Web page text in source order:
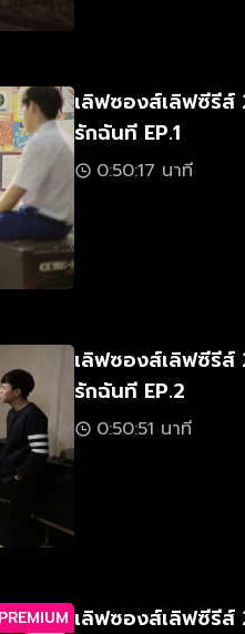
เลิฟซองส์เลิฟซีรีส์
รักฉันที EP.1
0:50:17 นาที
เลิฟซองส์เลิฟซีรีส์
รักฉันที EP.2
0:50:51 นาที
PREMIUM เลิฟซองส์เลิฟซีรีส์